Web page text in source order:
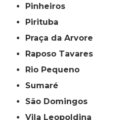
Pinheiros
Pirituba
Praça da Arvore
Raposo Tavares
Rio Pequeno
Sumaré
São Domingos
Vila Leopoldina